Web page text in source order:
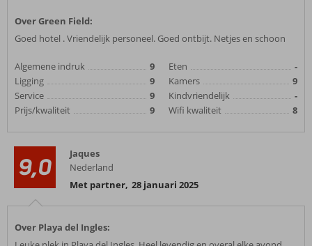
Over Green Field:
Goed hotel . Vriendelijk personeel. Goed ontbijt. Netjes en schoon
Algemene indruk
9
Ligging
9
Service
9
Prijs/kwaliteit
9
Eten
-
Kamers
9
Kindvriendelijk
-
Wifi kwaliteit
8
9,0
Jaques
Nederland
Met partner, 28 januari 2025
Over Playa del Ingles: